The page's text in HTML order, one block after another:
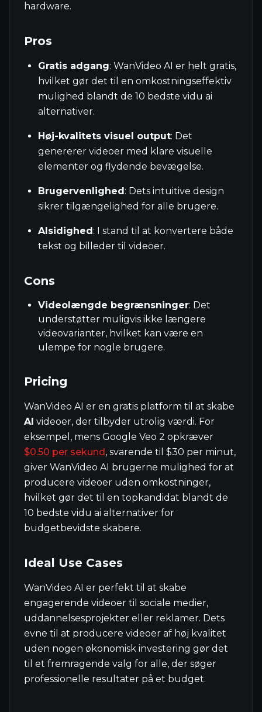
hardware.
Pros
Gratis adgang: WanVideo AI er helt gratis,
hvilket gør det til en omkostningseffektiv
mulighed blandt de 10 bedste vidu ai
alternativer.
Høj-kvalitets visuel output: Det
genererer videoer med klare visuelle
elementer og flydende bevægelse.
Brugervenlighed: Dets intuitive design
sikrer tilgængelighed for alle brugere.
Alsidighed: I stand til at konvertere både
tekst og billeder til videoer.
Cons
Videolængde begrænsninger: Det
understøtter muligvis ikke længere
videovarianter, hvilket kan være en
ulempe for nogle brugere.
Pricing
WanVideo AI er en gratis platform til at skabe
AI videoer, der tilbyder utrolig værdi. For
eksempel, mens Google Veo 2 opkræver
$0.50 per sekund, svarende til $30 per minut,
giver WanVideo AI brugerne mulighed for at
producere videoer uden omkostninger,
hvilket gør det til en topkandidat blandt de
10 bedste vidu ai alternativer for
budgetbevidste skabere.
Ideal Use Cases
WanVideo AI er perfekt til at skabe
engagerende videoer til sociale medier,
uddannelsesprojekter eller reklamer. Dets
evne til at producere videoer af høj kvalitet
uden nogen økonomisk investering gør det
til et fremragende valg for alle, der søger
professionelle resultater på et budget.